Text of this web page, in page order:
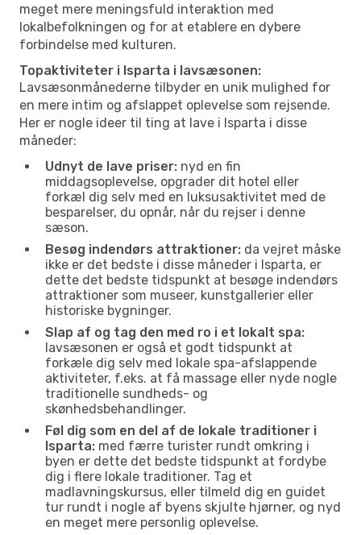
meget mere meningsfuld interaktion med
lokalbefolkningen og for at etablere en dybere
forbindelse med kulturen.
Topaktiviteter i Isparta i lavsæsonen:
Lavsæsonmånederne tilbyder en unik mulighed for
en mere intim og afslappet oplevelse som rejsende.
Her er nogle ideer til ting at lave i Isparta i disse
måneder:
Udnyt de lave priser: nyd en fin
middagsoplevelse, opgrader dit hotel eller
forkæl dig selv med en luksusaktivitet med de
besparelser, du opnår, når du rejser i denne
sæson.
Besøg indendørs attraktioner: da vejret måske
ikke er det bedste i disse måneder i Isparta, er
dette det bedste tidspunkt at besøge indendørs
attraktioner som museer, kunstgallerier eller
historiske bygninger.
Slap af og tag den med ro i et lokalt spa:
lavsæsonen er også et godt tidspunkt at
forkæle dig selv med lokale spa-afslappende
aktiviteter, f.eks. at få massage eller nyde nogle
traditionelle sundheds- og
skønhedsbehandlinger.
Føl dig som en del af de lokale traditioner i
Isparta: med færre turister rundt omkring i
byen er dette det bedste tidspunkt at fordybe
dig i flere lokale traditioner. Tag et
madlavningskursus, eller tilmeld dig en guidet
tur rundt i nogle af byens skjulte hjørner, og nyd
en meget mere personlig oplevelse.